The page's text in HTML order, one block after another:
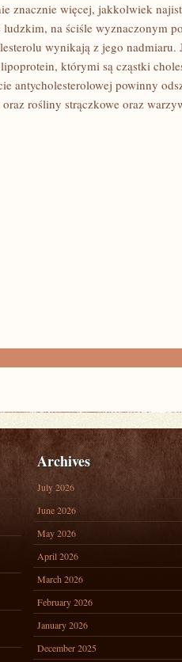
znacznie więcej, jakkolwiek
na ściśle wyznaczonym
wynikają z jego
którymi są cząstki
antycholesterolowej powinny
rośliny strączkowe oraz
Archives
July 2026
June 2026
May 2026
April 2026
March 2026
February 2026
January 2026
December 2025